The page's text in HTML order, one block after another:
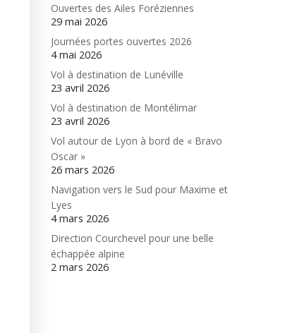
Ouvertes des Ailes Foréziennes
29 mai 2026
Journées portes ouvertes 2026
4 mai 2026
Vol à destination de Lunéville
23 avril 2026
Vol à destination de Montélimar
23 avril 2026
Vol autour de Lyon à bord de « Bravo
Oscar »
26 mars 2026
Navigation vers le Sud pour Maxime et
Lyes
4 mars 2026
Direction Courchevel pour une belle
échappée alpine
2 mars 2026